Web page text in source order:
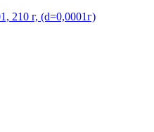
210 г, (d=0,0001г)